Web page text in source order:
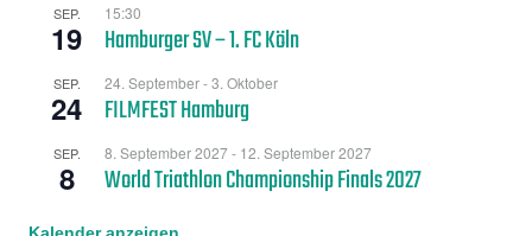
SEP.
19
15:30
Hamburger SV – 1. FC Köln
SEP.
24
24. September-3. Oktober
FILMFEST Hamburg
SEP.
8
8. September 2027- 12. September 2027
World Triathlon Championship Finals 2027
Kalender anzeigen